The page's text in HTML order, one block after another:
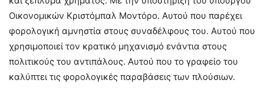
Οικονομικών Κριστόμπαλ Μοντόρο. Αυτού που παρέχει
φορολογική αμνηστία στους συναδέλφους του. Αυτού που
χρησιμοποιεί τον κρατικό μηχανισμό ενάντια στους
πολιτικούς του αντιπάλους. Αυτού που το γραφείο του
καλύπτει τις φορολογικές παραβάσεις των πλούσιων.